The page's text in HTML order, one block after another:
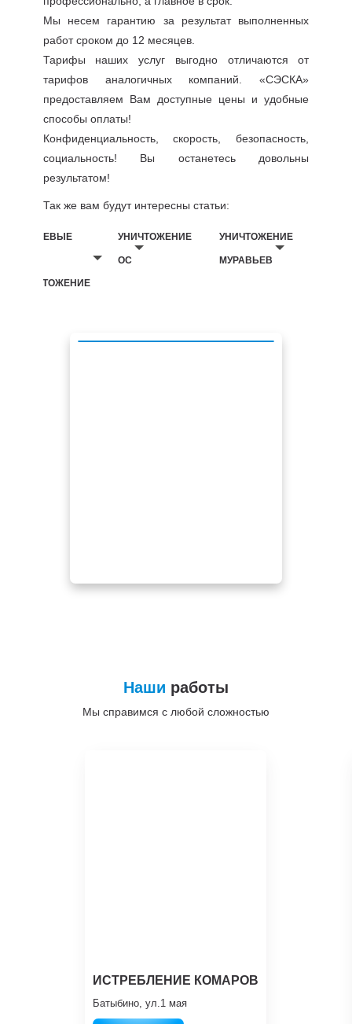
Мы несем гарантию за результат выполненных
работ сроком до 12 месяцев.
Тарифы наших услуг выгодно отличаются от
тарифов аналогичных компаний. «СЭСКА»
предоставляем Вам доступные цены и удобные
способы оплаты!
Конфиденциальность, скорость, безопасность,
социальность! Вы останетесь довольны
результатом!
Так же вам будут интересны статьи:
БЕЛЬЕВЫЕ
УНИЧТОЖЕНИЕ
УНИЧТОЖЕНИЕ
ОС
УНИЧТОЖЕНИЕ
МУРАВЬЕВ
Наши работы
Мы справимся с любой сложностью
ИСТРЕБЛЕНИЕ КОМАРОВ
Батыбино, ул.1 мая